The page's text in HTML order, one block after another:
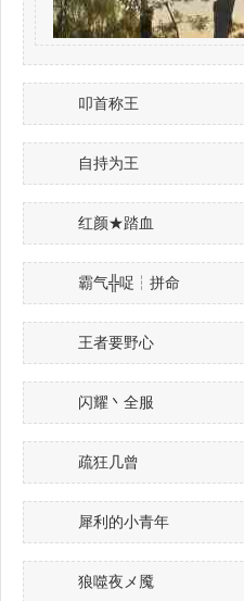
叩首称王
自持为王
红颜★踏血
霸气╬哫┆拼命
王者要野心
闪耀丶全服
疏狂几曾
犀利的小青年
狼噬夜メ魇